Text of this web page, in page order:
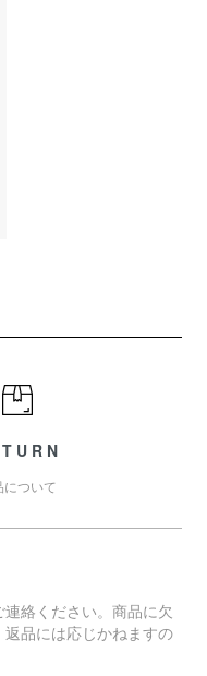
について
絡ください。商品に欠
品には応じかねますの